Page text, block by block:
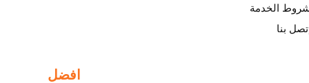
الخدمة
بنا
افضل